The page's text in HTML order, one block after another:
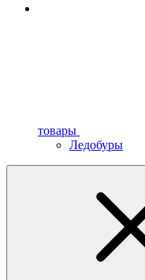
товары
Ледобуры